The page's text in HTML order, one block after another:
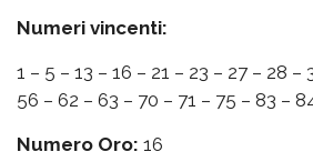
Numeri vincenti:
1 – 5 – 13 – 16 – 21 – 23 – 27 – 28 –
56 – 62 – 63 – 70 – 71 – 75 – 83 –
Numero Oro: 16